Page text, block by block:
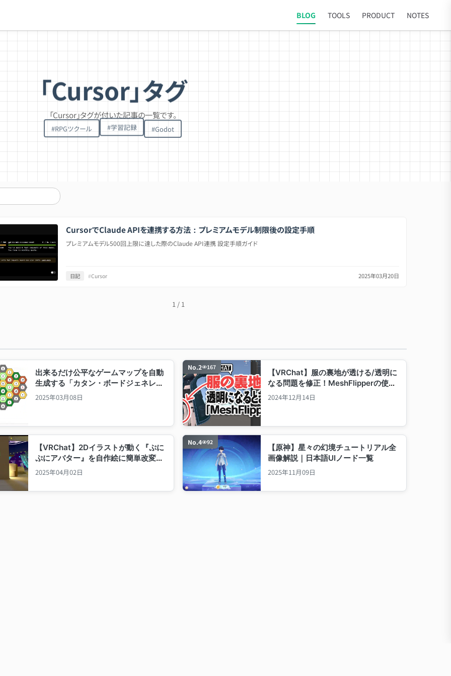
BLOG TOOLS PRODUCT NOTES
「Cursor」タグ
「Cursor」タグが付いた記事の一覧です。
#RPGツクール #学習記録 #Godot
CursorでClaude APIを連携する方法：プレミアムモデル制限後の設定手順
プレミアムモデル500回上限に達した際のClaude API連携 設定手順ガイド
日記 #Cursor 2025年03月20日
1/ 1
出来るだけ公平なゲームマップを自動
生成する「カタン・ボードジェネレー
ター」を作ってみた
2025年03月08日
No.2 167
【VRChat】服の裏地が透ける/透明に
なる問題を修正！MeshFlipperの使い
方
2024年12月14日
【VRChat】2Dイラストが動く『ぷに
ぷにアバター』を自作絵に簡単改変す
る手順
2025年04月02日
No.4 92
【原神】星々の幻境チュートリアル全
画像解説｜日本語UIノード一覧
2025年11月09日